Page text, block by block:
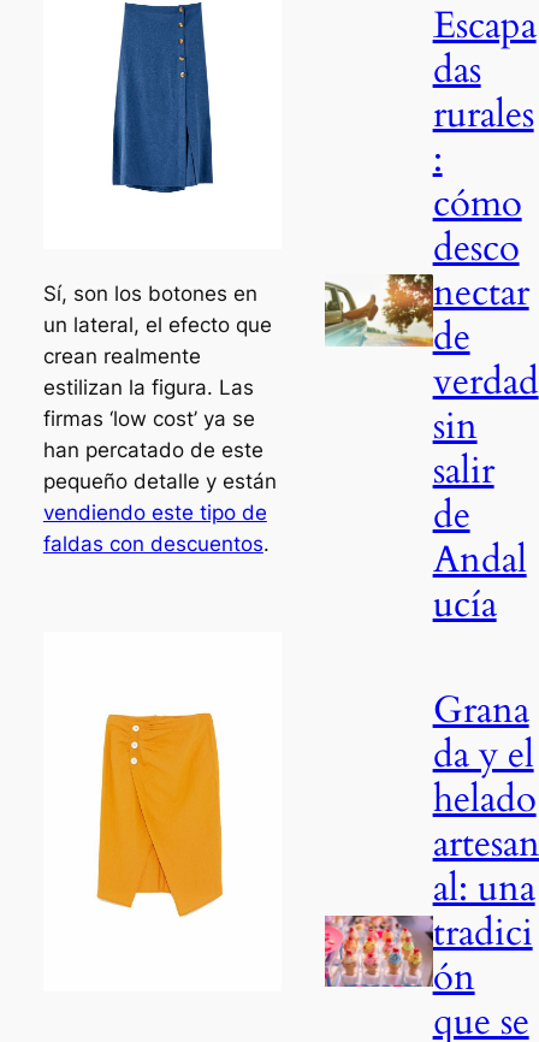
Sí, son los botones en
un lateral, el efecto que
crean realmente
estilizan la figura. Las
firmas ‘low cost’ ya se
han percatado de este
pequeño detalle y están
vendiendo este tipo de
faldas con descuentos.
Escapa
das
rurales
:
cómo
desco
nectar
de
verdad
sin
salir
de
Andal
ucía
Grana
da y el
helado
artesan
al: una
tradici
ón
que se